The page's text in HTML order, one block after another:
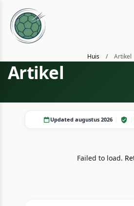
Huis / Artikel
Artikel
Updated augustus 2026
Failed to load.